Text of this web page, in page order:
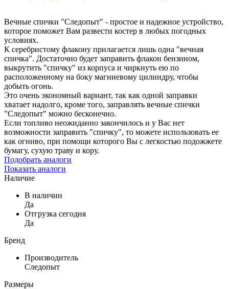
Вечные спички "Следопыт" - простое и надежное устройство,
которое поможет Вам развести костер в любых погодных
условиях.
К серебристому флакону прилагается лишь одна "вечная
спичка". Достаточно будет заправить флакон бензином,
выкрутить "спичку" из корпуса и чиркнуть ею по
расположенному на боку магниевому цилиндру, чтобы
добыть огонь.
Это очень экономный вариант, так как одной заправки
хватает надолго, кроме того, заправлять вечные спички
"Следопыт" можно бесконечно.
Если топливо неожиданно закончилось и у Вас нет
возможности заправить "спичку", то можете использовать ее
как огниво, при помощи которого Вы с легкостью подожжете
бумагу, сухую траву и кору.
Подобрать аналоги
Показать аналоги
Наличие
В наличии
Да
Отгрузка сегодня
Да
Бренд
Производитель
Следопыт
Размеры